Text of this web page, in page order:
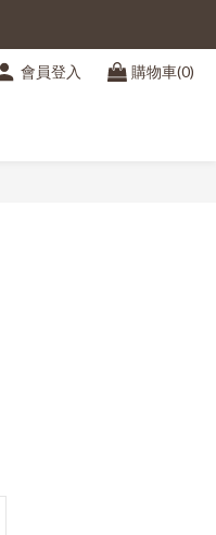
會員登入 購物車(0)